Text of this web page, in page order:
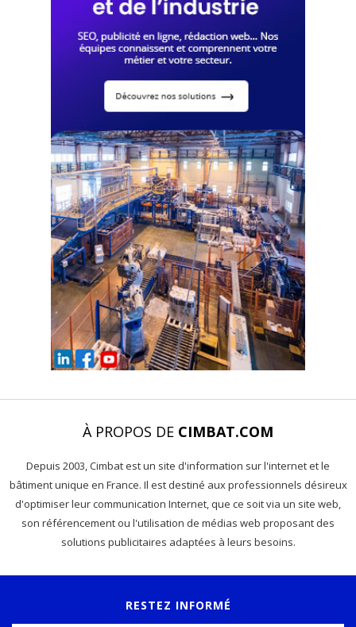
À PROPOS DE CIMBAT.COM
Depuis 2003, Cimbat est un site d'information sur l'internet et le
bâtiment unique en France. Il est destiné aux professionnels désireux
d'optimiser leur communication Internet, que ce soit via un site web,
son référencement ou l'utilisation de médias web proposant des
solutions publicitaires adaptées à leurs besoins.
RESTEZ INFORMÉ